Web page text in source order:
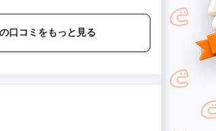
口コミをもっと見る